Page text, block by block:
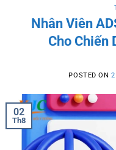
Nhân Viên
Cho Chiến
POSTED ON
02
Th8